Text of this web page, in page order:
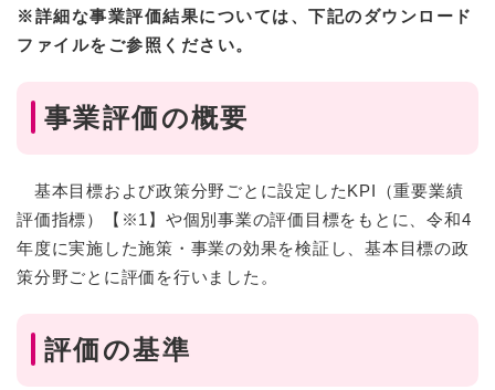
※詳細な事業評価結果については、下記のダウンロード
ファイルをご参照ください。
事業評価の概要
基本目標および政策分野ごとに設定したKPI（重要業績
評価指標）【※1】や個別事業の評価目標をもとに、令和4
年度に実施した施策・事業の効果を検証し、基本目標の政
策分野ごとに評価を行いました。
評価の基準